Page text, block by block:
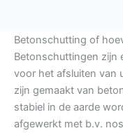
Betonschutting of
Betonschuttingen zijn
voor het afsluiten van
zijn gemaakt van
stabiel in de aarde
afgewerkt met b.v.